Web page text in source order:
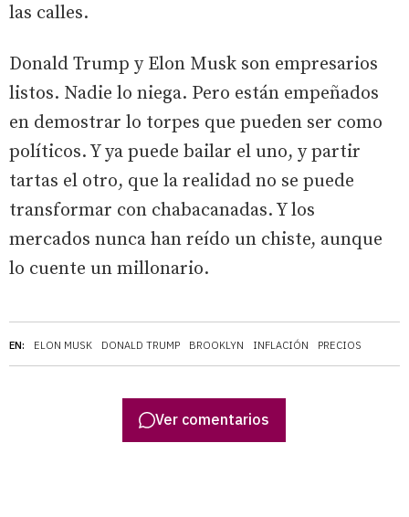
EN: ELON MUSK DONALD TRUMP BROOKLYN INFLACIÓN PRECIOS
las calles.
Donald Trump y Elon Musk son empresarios
listos. Nadie lo niega. Pero están empeñados
en demostrar lo torpes que pueden ser como
políticos. Y ya puede bailar el uno, y partir
tartas el otro, que la realidad no se puede
transformar con chabacanadas. Y los
mercados nunca han reído un chiste, aunque
lo cuente un millonario.
Ver comentarios